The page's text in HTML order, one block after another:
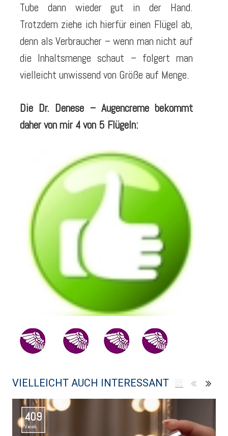
Tube dann wieder gut in der Hand.
Trotzdem ziehe ich hierfür einen Flügel ab,
denn als Verbraucher – wenn man nicht auf
die Inhaltsmenge schaut – folgert man
vielleicht unwissend von Größe auf Menge.
Die Dr. Denese – Augencreme bekommt
daher von mir 4 von 5 Flügeln:
VIELLEICHT AUCH INTERESSANT
409
Views